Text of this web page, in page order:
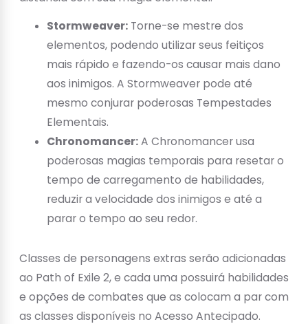
Stormweaver: Torne-se mestre dos
elementos, podendo utilizar seus feitiços
mais rápido e fazendo-os causar mais dano
aos inimigos. A Stormweaver pode até
mesmo conjurar poderosas Tempestades
Elementais.
Chronomancer:A Chronomancer usa
poderosas magias temporais para resetar o
tempo de carregamento de habilidades,
reduzir a velocidade dos inimigos e até a
parar o tempo ao seu redor.
Classes de personagens extras serão adicionadas
ao Path of Exile 2, e cada uma possuirá habilidades
e opções de combates que as colocam a par com
as classes disponíveis no Acesso Antecipado.